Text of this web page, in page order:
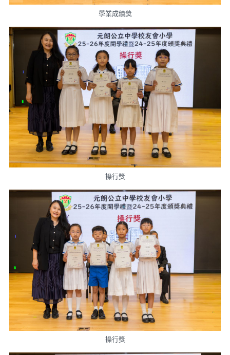
學業成績獎
操行獎
操行獎